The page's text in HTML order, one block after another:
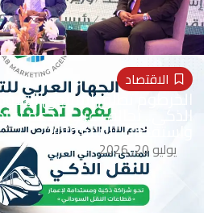
الاقتصاد
الخرطوم تطلق المنتدى
الذكي.. تحالف عربي لدعم
واستقطاب الاستثمارات
يوليو 20, 2026